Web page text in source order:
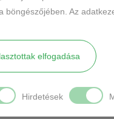
Dyana
TOVÁBBI
viselet a
böngészőjében. Az
elfogadása
Hirdetések